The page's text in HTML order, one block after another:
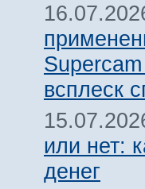
всплеск
или нет:
денег